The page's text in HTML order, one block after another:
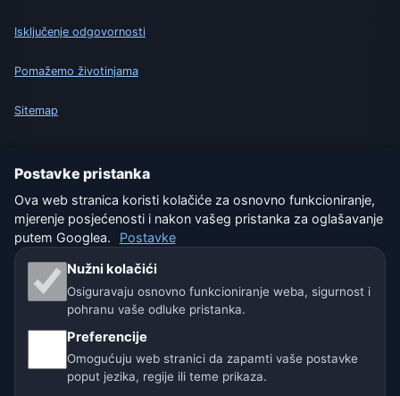
Isključenje odgovornosti
Pomažemo životinjama
Sitemap
Naše vremenske stranice:
🇩🇪🇦🇹🇨🇭 Njemačka / Austrija / Švicarska
🌎 Latinska Amerika i Španjolska
🇮🇳 Južna i jugoistočna Azija
Postavke pristanka
Ova web stranica koristi kolačiće za osnovno funkcioniranje,
mjerenje posjećenosti i nakon vašeg pristanka za oglašavanje
putem Googlea.
Postavke
Nužni kolačići
Osiguravaju osnovno funkcioniranje weba, sigurnost i
pohranu vaše odluke pristanka.
Preferencije
Omogućuju web stranici da zapamti vaše postavke
poput jezika, regije ili teme prikaza.